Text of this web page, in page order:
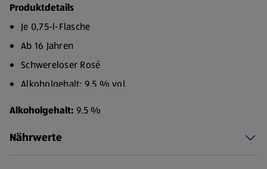
Produktdetails
Je 0,75-l-Flasche
Ab 16 Jahren
Schwereloser Rosé
Alkoholgehalt: 9,5 % vol.
Herkunftsland: Spanien
Speiseempfehlung: Salat, Meeresfrüchte, Geflügel
Alkoholgehalt: 9.5 %
Nährwerte